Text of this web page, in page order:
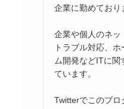
企業に勤めており
企業や個人のネッ
トラブル対応、
ム開発などITに関
ています。
Twitterでこのブロ